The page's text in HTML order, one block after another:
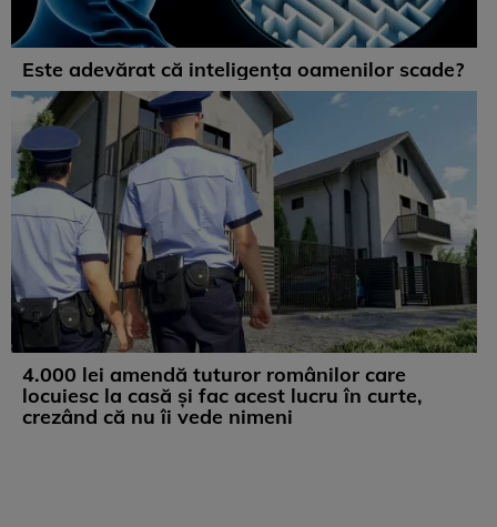
Este adevărat că inteligența oamenilor scade?
4.000 lei amendă tuturor românilor care
locuiesc la casă și fac acest lucru în curte,
crezând că nu îi vede nimeni